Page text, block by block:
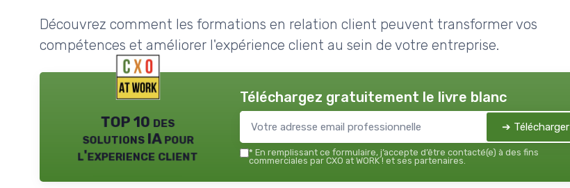
Découvrez comment les formations en relation client peuvent transformer vos
compétences et améliorer l'expérience client au sein de votre entreprise.
TOP 10 des
solutions IA pour
l'experience client
Téléchargez gratuitement le livre blanc
➔ Télécharger
* En remplissant ce formulaire, j’accepte d’être contacté(e) à des fins
commerciales par CXO at WORK ! et ses partenaires.